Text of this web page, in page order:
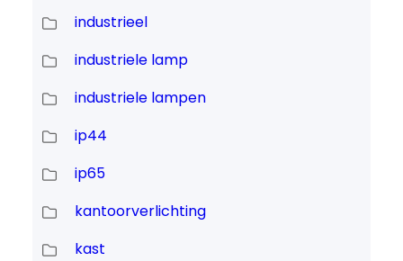
industrieel
industriele lamp
industriele lampen
ip44
ip65
kantoorverlichting
kast